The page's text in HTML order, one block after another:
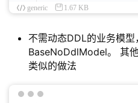
    @Field.
Advanced(
    @
Field(
private Date
    @Field.
    @
Field
generic 1.67 KB
不需动态DDL的业务模
BaseNoDdlModel。 其
类似的做法